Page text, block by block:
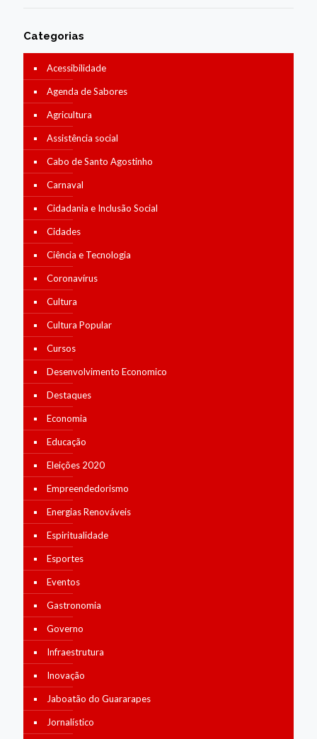
Categorias
Acessibilidade
Agenda de Sabores
Agricultura
Assistência social
Cabo de Santo Agostinho
Carnaval
Cidadania e Inclusão Social
Cidades
Ciência e Tecnologia
Coronavírus
Cultura
Cultura Popular
Cursos
Desenvolvimento Economico
Destaques
Economia
Educação
Eleições 2020
Empreendedorismo
Energias Renováveis
Espiritualidade
Esportes
Eventos
Gastronomia
Governo
Infraestrutura
Inovação
Jaboatão do Guararapes
Jornalístico